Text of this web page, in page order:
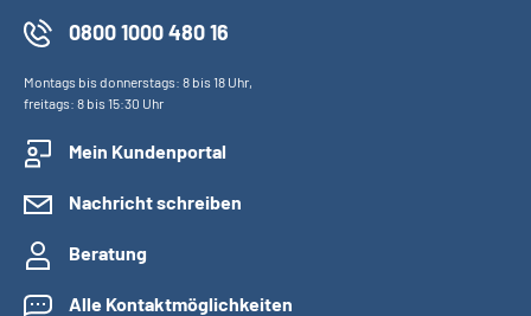
0800 1000 480 16
Montags bis donnerstags: 8 bis 18 Uhr,
freitags: 8 bis 15:30 Uhr
Mein Kundenportal
Nachricht schreiben
Beratung
Alle Kontaktmöglichkeiten